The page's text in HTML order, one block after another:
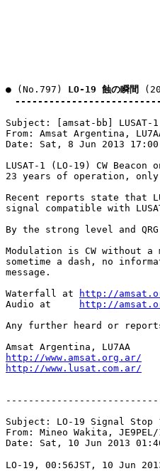
● (No.797) LO-19 蝕の瞬間
Subject: [amsat-bb] LUSAT-1
From: Amsat Argentina,
Date: Sat, 8 Jun 2013
LUSAT-1 (LO-19) CW
23 years of operation,
Recent reports state that
signal compatible with
By the strong level and
Modulation is CW without
sometime a dash, no
message.
Waterfall at
http://
Audio at
http://
Any further heard or
http://www.amsat.org.ar/
http://www.lusat.com.ar/
Subject: LO-19 Signal Stop
From: Mineo Wakita, JE9PEL/
Date: Sat, 10 Jun 2013
LO-19, 00:56JST, 10 Jun 2013